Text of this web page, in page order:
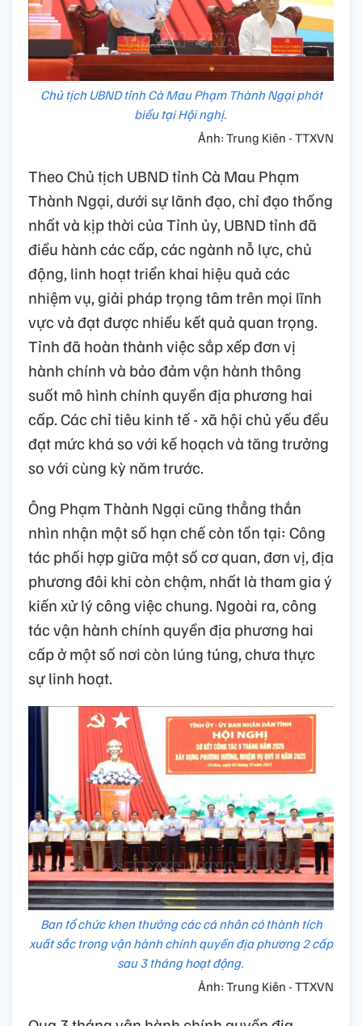
Chủ tịch UBND tỉnh Cà Mau Phạm Thành Ngại phát
biểu tại Hội nghị.
Ảnh: Trung Kiên - TTXVN
Theo Chủ tịch UBND tỉnh Cà Mau Phạm
Thành Ngại, dưới sự lãnh đạo, chỉ đạo thống
nhất và kịp thời của Tỉnh ủy, UBND tỉnh đã
điều hành các cấp, các ngành nỗ lực, chủ
động, linh hoạt triển khai hiệu quả các
nhiệm vụ, giải pháp trọng tâm trên mọi lĩnh
vực và đạt được nhiều kết quả quan trọng.
Tỉnh đã hoàn thành việc sắp xếp đơn vị
hành chính và bảo đảm vận hành thông
suốt mô hình chính quyền địa phương hai
cấp. Các chỉ tiêu kinh tế - xã hội chủ yếu đều
đạt mức khá so với kế hoạch và tăng trưởng
so với cùng kỳ năm trước.
Ông Phạm Thành Ngại cũng thẳng thắn
nhìn nhận một số hạn chế còn tồn tại: Công
tác phối hợp giữa một số cơ quan, đơn vị, địa
phương đôi khi còn chậm, nhất là tham gia ý
kiến xử lý công việc chung. Ngoài ra, công
tác vận hành chính quyền địa phương hai
cấp ở một số nơi còn lúng túng, chưa thực
sự linh hoạt.
Ban tổ chức khen thưởng các cá nhân có thành tích
xuất sắc trong vận hành chính quyền địa phương 2 cấp
sau 3 tháng hoạt động.
Ảnh: Trung Kiên - TTXVN